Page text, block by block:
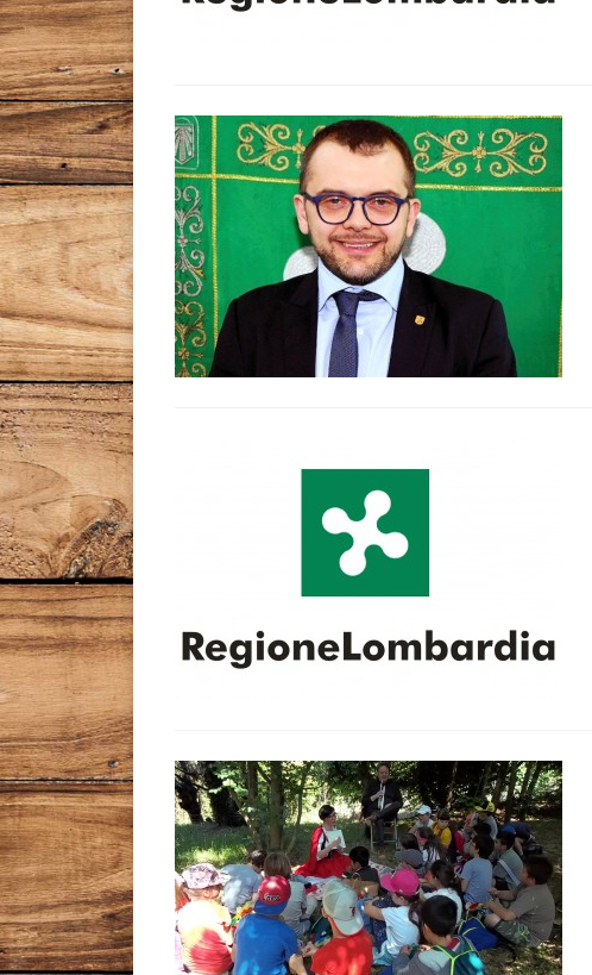
Leggi tutto l'articolo
Leggi tutto l'articolo
Leggi tutto l'articolo